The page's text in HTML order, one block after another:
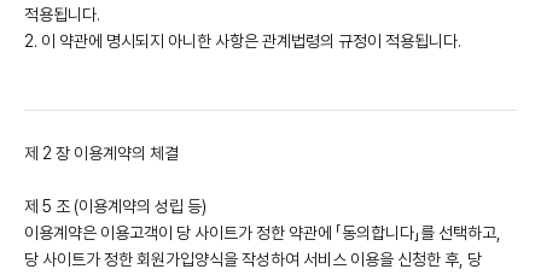
적용됩니다.
2. 이 약관에 명시되지 아니한 사항은 관계법령의 규정이 적용됩니다.
제 2 장 이용계약의 체결
제 5 조 (이용계약의 성립 등)
이용계약은 이용고객이 당 사이트가 정한 약관에 「동의합니다」를 선택하고,
당 사이트가 정한 회원가입양식을 작성하여 서비스 이용을 신청한 후, 당